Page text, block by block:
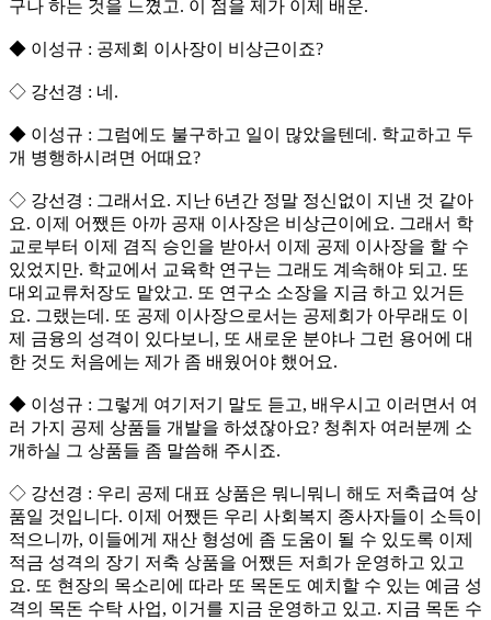
구나 하는 것을 느꼈고. 이 점을 제가 이제 배운.
◆ 이성규 : 공제회 이사장이 비상근이죠?
◇ 강선경 : 네.
◆ 이성규 : 그럼에도 불구하고 일이 많았을텐데. 학교하고 두
개 병행하시려면 어때요?
◇ 강선경 : 그래서요. 지난 6년간 정말 정신없이 지낸 것 같아
요. 이제 어쨌든 아까 공재 이사장은 비상근이에요. 그래서 학
교로부터 이제 겸직 승인을 받아서 이제 공제 이사장을 할 수
있었지만. 학교에서 교육학 연구는 그래도 계속해야 되고. 또
대외교류처장도 맡았고. 또 연구소 소장을 지금 하고 있거든
요. 그랬는데. 또 공제 이사장으로서는 공제회가 아무래도 이
제 금융의 성격이 있다보니, 또 새로운 분야나 그런 용어에 대
한 것도 처음에는 제가 좀 배웠어야 했어요.
◆ 이성규 : 그렇게 여기저기 말도 듣고, 배우시고 이러면서 여
러 가지 공제 상품들 개발을 하셨잖아요? 청취자 여러분께 소
개하실 그 상품들 좀 말씀해 주시죠.
◇ 강선경 : 우리 공제 대표 상품은 뭐니뭐니 해도 저축급여 상
품일 것입니다. 이제 어쨌든 우리 사회복지 종사자들이 소득이
적으니까, 이들에게 재산 형성에 좀 도움이 될 수 있도록 이제
적금 성격의 장기 저축 상품을 어쨌든 저희가 운영하고 있고
요. 또 현장의 목소리에 따라 또 목돈도 예치할 수 있는 예금 성
격의 목돈 수탁 사업, 이거를 지금 운영하고 있고. 지금 목돈 수